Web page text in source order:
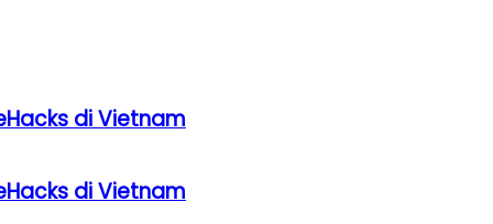
di Vietnam
di Vietnam